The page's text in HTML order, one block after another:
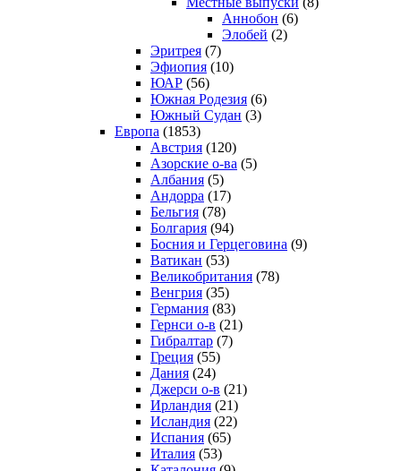
Аннобон (6)
Элобей (2)
Эритрея (7)
Эфиопия (10)
ЮАР (56)
Южная Родезия (6)
Южный Судан (3)
Европа (1853)
Австрия (120)
Азорские о-ва (5)
Албания (5)
Андорра (17)
Бельгия (78)
Болгария (94)
Босния и Герцеговина (9)
Ватикан (53)
Великобритания (78)
Венгрия (35)
Германия (83)
Гернси о-в (21)
Гибралтар (7)
Греция (55)
Дания (24)
Джерси о-в (21)
Ирландия (21)
Исландия (22)
Испания (65)
Италия (53)